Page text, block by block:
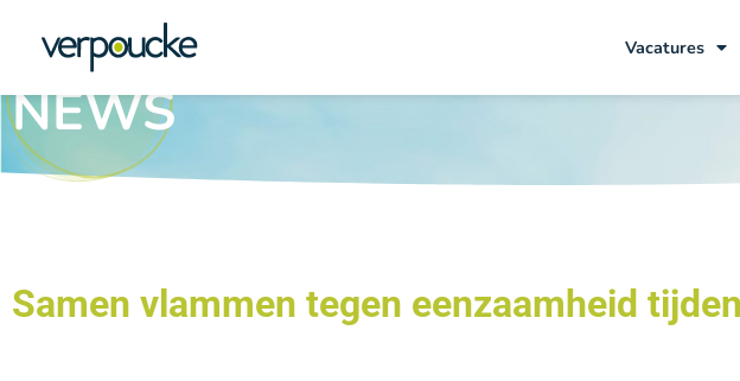
Vacatures
NEWS
Samen vlammen tegen eenzaamheid